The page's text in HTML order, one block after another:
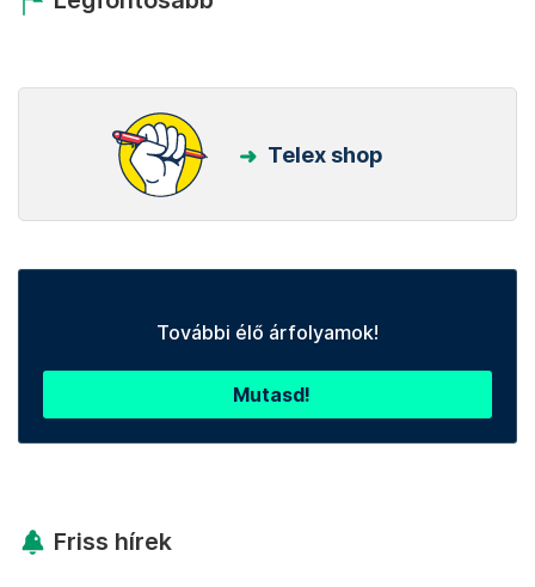
Telex shop
További élő árfolyamok!
Mutasd!
Friss hírek